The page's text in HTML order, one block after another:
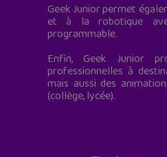
Geek Junior permet
et à la robotique
programmable.
Enfin, Geek Junior
professionnelles à
mais aussi des
(collège, lycée).